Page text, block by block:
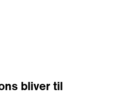
bliver til